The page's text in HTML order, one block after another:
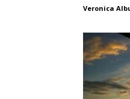
Veronica